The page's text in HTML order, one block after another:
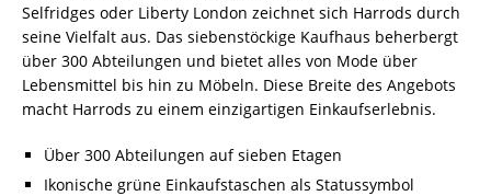
Selfridges oder Liberty London zeichnet sich Harrods durch
seine Vielfalt aus. Das siebenstöckige Kaufhaus beherbergt
über 300 Abteilungen und bietet alles von Mode über
Lebensmittel bis hin zu Möbeln. Diese Breite des Angebots
macht Harrods zu einem einzigartigen Einkaufserlebnis.
Über 300 Abteilungen auf sieben Etagen
Ikonische grüne Einkaufstaschen als Statussymbol